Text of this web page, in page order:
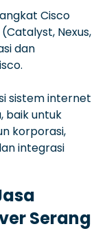
Cisco
Nexus,
dan
sistem internet
baik untuk
korporasi,
integrasi
Serang